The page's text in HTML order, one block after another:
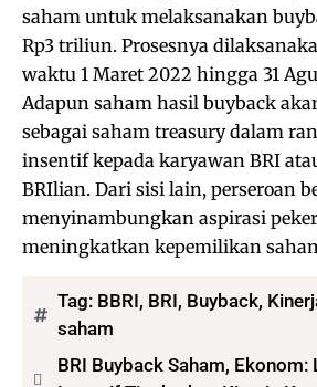
saham untuk melaksanakan
Rp3 triliun. Prosesnya
waktu 1 Maret 2022 hingga 31
Adapun saham hasil buyback
sebagai saham treasury dalam
insentif kepada karyawan BRI
BRIlian. Dari sisi lain, perseroan
menyinambungkan aspirasi
meningkatkan kepemilikan
Tag: BBRI, BRI, Buyback,
saham
BRI Buyback Saham, Ekonom: